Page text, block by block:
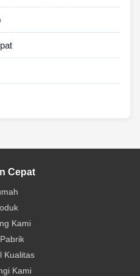
Cepat
Kami
Kualitas
Kami